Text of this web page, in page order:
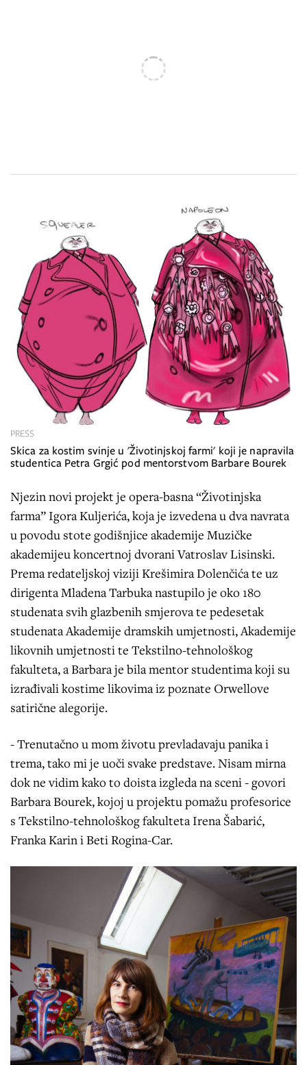
Skica za kostim svinje u 'Životinjskoj farmi' koji je napravila
studentica Petra Grgić pod mentorstvom Barbare Bourek
PRESS
Njezin novi projekt je opera-basna “Životinjska
farma” Igora Kuljerića, koja je izvedena u dva navrata
u povodu stote godišnjice akademije Muzičke
akademijeu koncertnoj dvorani Vatroslav Lisinski.
Prema redateljskoj viziji Krešimira Dolenčića te uz
dirigenta Mladena Tarbuka nastupilo je oko 180
studenata svih glazbenih smjerova te pedesetak
studenata Akademije dramskih umjetnosti, Akademije
likovnih umjetnosti te Tekstilno-tehnološkog
fakulteta, a Barbara je bila mentor studentima koji su
izrađivali kostime likovima iz poznate Orwellove
satirične alegorije.
- Trenutačno u mom životu prevladavaju panika i
trema, tako mi je uoči svake predstave. Nisam mirna
dok ne vidim kako to doista izgleda na sceni - govori
Barbara Bourek, kojoj u projektu pomažu profesorice
s Tekstilno-tehnološkog fakulteta Irena Šabarić,
Franka Karin i Beti Rogina-Car.